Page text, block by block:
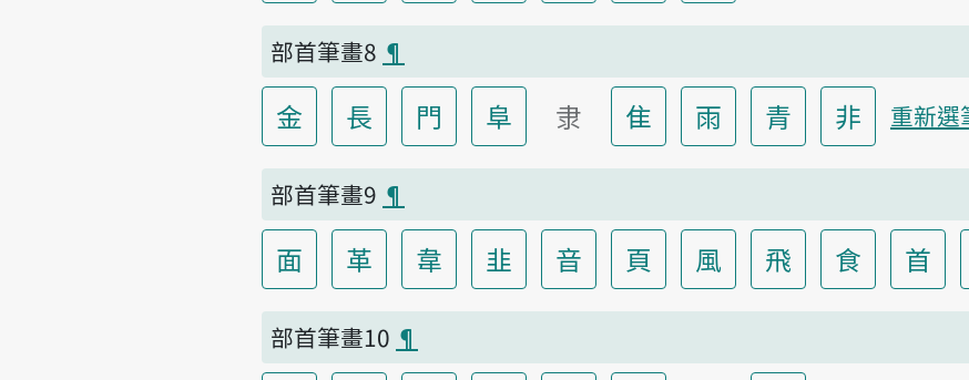
部首筆畫8 ¶
金 長 門 阜 隶 隹 雨 青 非 重新選
部首筆畫9 ¶
面 革 韋 韭 音 頁 風 飛 食 首
部首筆畫10 ¶